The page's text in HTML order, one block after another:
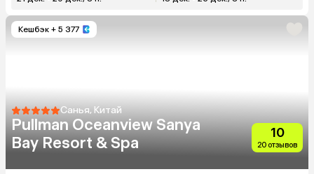
Кешбэк + 5 377
Санья, Китай
Pullman Oceanview Sanya
Bay Resort & Spa
10
20 отзывов